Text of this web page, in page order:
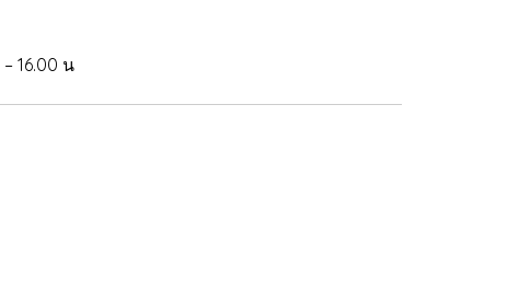
16.00 น